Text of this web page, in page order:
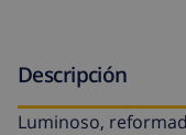
Descripción
Luminoso,